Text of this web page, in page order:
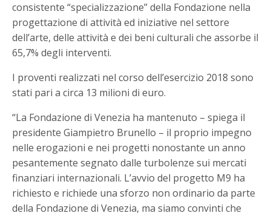
consistente “specializzazione” della Fondazione nella
progettazione di attività ed iniziative nel settore
dell’arte, delle attività e dei beni culturali che assorbe il
65,7% degli interventi.
I proventi realizzati nel corso dell’esercizio 2018 sono
stati pari a circa 13 milioni di euro.
“La Fondazione di Venezia ha mantenuto – spiega il
presidente Giampietro Brunello – il proprio impegno
nelle erogazioni e nei progetti nonostante un anno
pesantemente segnato dalle turbolenze sui mercati
finanziari internazionali. L’avvio del progetto M9 ha
richiesto e richiede una sforzo non ordinario da parte
della Fondazione di Venezia, ma siamo convinti che